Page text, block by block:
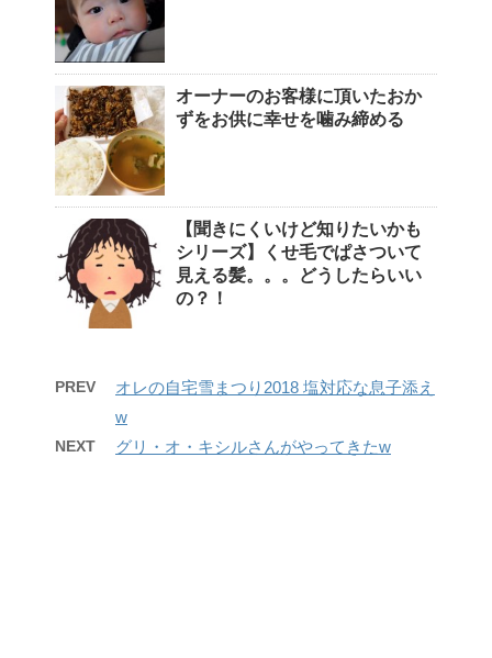
オーナーのお客様に頂いたおか
ずをお供に幸せを噛み締める
【聞きにくいけど知りたいかも
シリーズ】くせ毛でぱさついて
見える髪。。。どうしたらいい
の？！
PREV
オレの自宅雪まつり2018 塩対応な息子添え
w
NEXT グリ・オ・キシルさんがやってきたw